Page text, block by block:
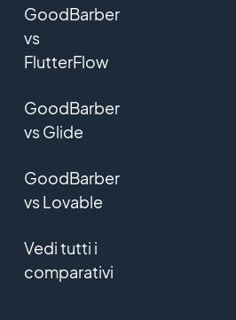
GoodBarber
vs
FlutterFlow
GoodBarber
vs Glide
GoodBarber
vs Lovable
Vedi tutti i
comparativi